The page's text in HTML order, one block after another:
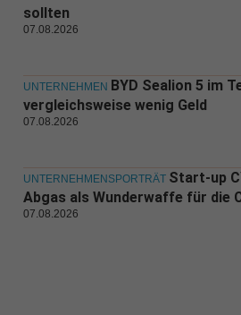
sollten
07.08.2026
UNTERNEHMEN BYD Sealion 5 im
vergleichsweise wenig Geld
07.08.2026
UNTERNEHMENSPORTRÄT Start-up
Abgas als Wunderwaffe für die
07.08.2026